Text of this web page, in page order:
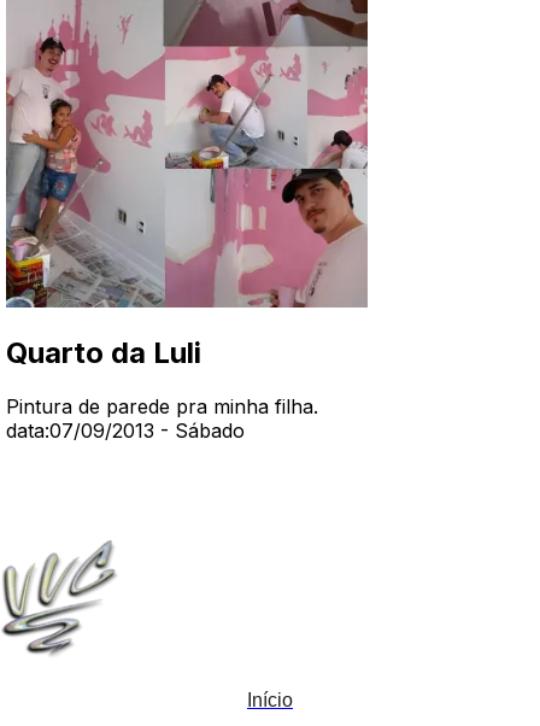
Quarto da Luli
Pintura de parede pra minha filha.
data:07/09/2013 - Sábado
Início